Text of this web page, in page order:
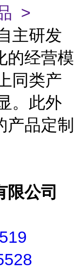
>
主研发
经营模
同类产
。此外
产品定制
限公司